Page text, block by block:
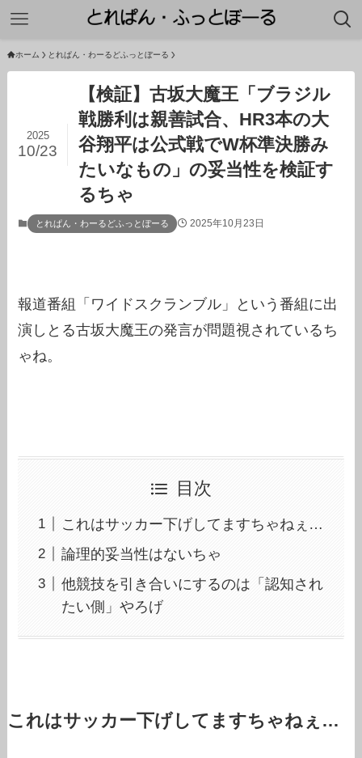
ホーム とれぱん・わーるどふっとぼーる
【検証】古坂大魔王「ブラジル
戦勝利は親善試合、HR3本の大
谷翔平は公式戦でW杯準決勝み
たいなもの」の妥当性を検証す
るちゃ
2025
10/23
とれぱん・わーるどふっとぼーる 2025年10月23日
報道番組「ワイドスクランブル」という番組に出
演しとる古坂大魔王の発言が問題視されているち
ゃね。
目次
これはサッカー下げしてますちゃねぇ…
論理的妥当性はないちゃ
他競技を引き合いにするのは「認知され
たい側」やろげ
これはサッカー下げしてますちゃねぇ…